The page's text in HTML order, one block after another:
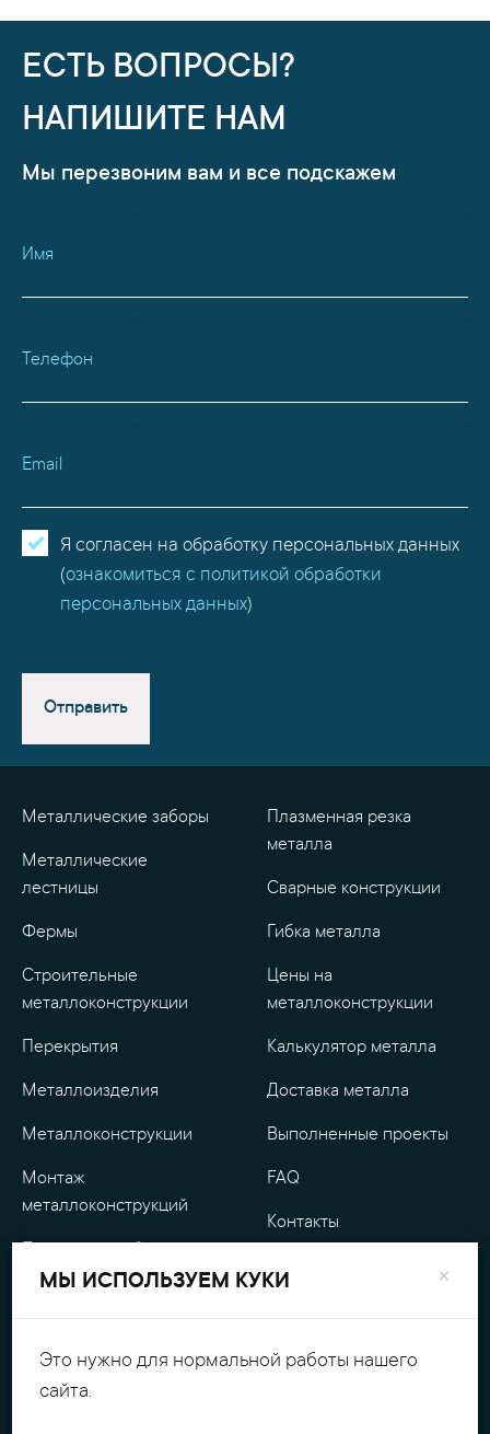
ЕСТЬ ВОПРОСЫ?
НАПИШИТЕ НАМ
Мы перезвоним вам и все подскажем
Имя
Телефон
Email
Я согласен на обработку персональных данных
(ознакомиться с политикой обработки
персональных данных)
Отправить
Металлические заборы
Металлические
лестницы
Фермы
Строительные
металлоконструкции
Перекрытия
Металлоизделия
Металлоконструкции
Монтаж
металлоконструкций
Уличные
металлоизделия
Обработка металла
Плазменная резка
металла
Сварные конструкции
Гибка металла
Цены на
металлоконструкции
Калькулятор металла
Доставка металла
Выполненные проекты
FAQ
Контакты
Оплата
×
МЫ ИСПОЛЬЗУЕМ КУКИ
Это нужно для нормальной работы нашего
сайта.